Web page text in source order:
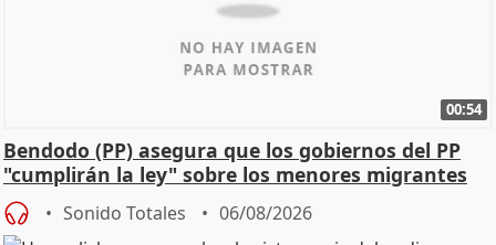
00:54
Bendodo (PP) asegura que los gobiernos del PP
"cumplirán la ley" sobre los menores migrantes
Sonido Totales 06/08/2026